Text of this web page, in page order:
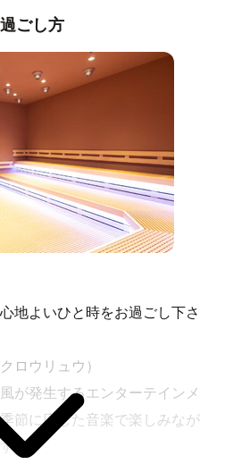
す。
ごし方
地よいひと時をお過ごし下さ
ロウリュウ）
が発生するエンターテインメ
節に応じた音楽で楽しみなが
。